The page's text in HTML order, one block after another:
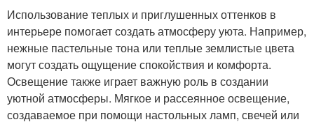
Использование теплых и приглушенных оттенков в
интерьере помогает создать атмосферу уюта. Например,
нежные пастельные тона или теплые землистые цвета
могут создать ощущение спокойствия и комфорта.
Освещение также играет важную роль в создании
уютной атмосферы. Мягкое и рассеянное освещение,
создаваемое при помощи настольных ламп, свечей или